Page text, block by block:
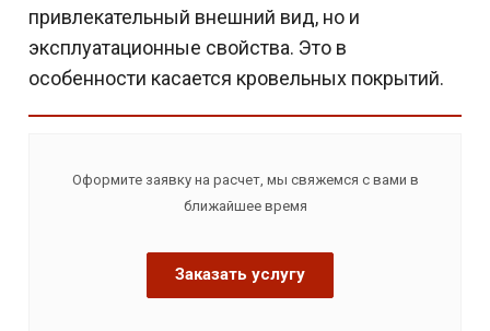
привлекательный внешний вид, но и
эксплуатационные свойства. Это в
особенности касается кровельных покрытий.
Оформите заявку на расчет, мы свяжемся с вами в
ближайшее время
Заказать услугу